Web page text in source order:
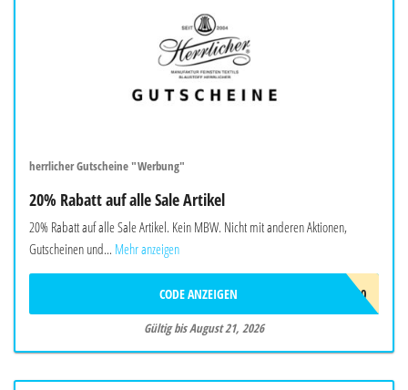
herrlicher Gutscheine "Werbung"
20% Rabatt auf alle Sale Artikel
20% Rabatt auf alle Sale Artikel. Kein MBW. Nicht mit anderen Aktionen,
Gutscheinen und... Mehr anzeigen
HOT20
CODE ANZEIGEN
Gültig bis August 21, 2026